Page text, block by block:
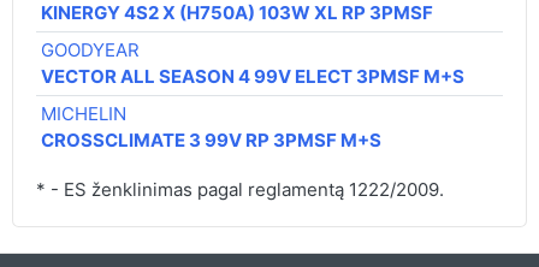
KINERGY 4S2 X (H750A) 103W XL RP 3PMSF
GOODYEAR
VECTOR ALL SEASON 4 99V ELECT 3PMSF M+S
MICHELIN
CROSSCLIMATE 3 99V RP 3PMSF M+S
* - ES ženklinimas pagal reglamentą 1222/2009.